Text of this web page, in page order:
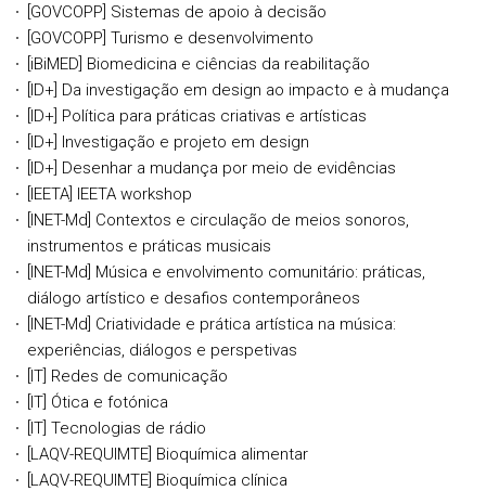
[GOVCOPP] Sistemas de apoio à decisão
[GOVCOPP] Turismo e desenvolvimento
[iBiMED] Biomedicina e ciências da reabilitação
[ID+] Da investigação em design ao impacto e à mudança
[ID+] Política para práticas criativas e artísticas
[ID+] Investigação e projeto em design
[ID+] Desenhar a mudança por meio de evidências
[IEETA] IEETA workshop
[INET-Md] Contextos e circulação de meios sonoros,
instrumentos e práticas musicais
[INET-Md] Música e envolvimento comunitário: práticas,
diálogo artístico e desafios contemporâneos
[INET-Md] Criatividade e prática artística na música:
experiências, diálogos e perspetivas
[IT] Redes de comunicação
[IT] Ótica e fotónica
[IT] Tecnologias de rádio
[LAQV-REQUIMTE] Bioquímica alimentar
[LAQV-REQUIMTE] Bioquímica clínica